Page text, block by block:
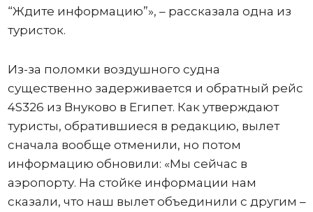
“Ждите информацию”», – рассказала одна из
туристок.
Из-за поломки воздушного судна
существенно задерживается и обратный рейс
4S326 из Внуково в Египет. Как утверждают
туристы, обратившиеся в редакцию, вылет
сначала вообще отменили, но потом
информацию обновили: «Мы сейчас в
аэропорту. На стойке информации нам
сказали, что наш вылет объединили с другим –